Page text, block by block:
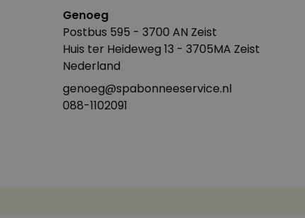
Genoeg
Postbus 595 - 3700 AN Zeist
Huis ter Heideweg 13 - 3705MA Zeist
Nederland
genoeg@spabonneeservice.nl
088-1102091